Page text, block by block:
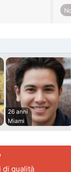
26 anni
Miami
di qualità